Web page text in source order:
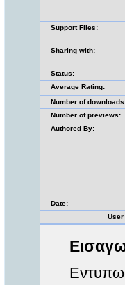
Support Files:
Sharing with:
Status:
Average Rating:
Number of
Number of previews:
Authored By:
Date:
User